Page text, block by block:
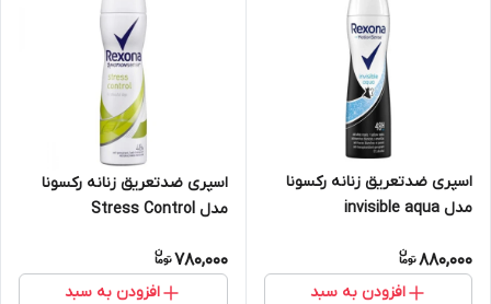
اسپری ضدتعریق زنانه رکسونا
مدل invisible aqua
880,000
افزودن به سبد
اسپری ضدتعریق زنانه رکسونا
مدل Stress Control
780,000
افزودن به سبد